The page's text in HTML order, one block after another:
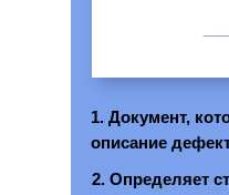
1. Документ,
описание
2. Определяет